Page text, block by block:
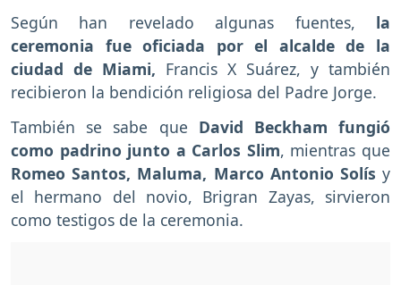
Según han revelado algunas fuentes, la
ceremonia fue oficiada por el alcalde de la
ciudad de Miami, Francis X Suárez, y también
recibieron la bendición religiosa del Padre Jorge.
También se sabe que David Beckham fungió
como padrino junto a Carlos Slim, mientras que
Romeo Santos, Maluma, Marco Antonio Solís y
el hermano del novio, Brigran Zayas, sirvieron
como testigos de la ceremonia.